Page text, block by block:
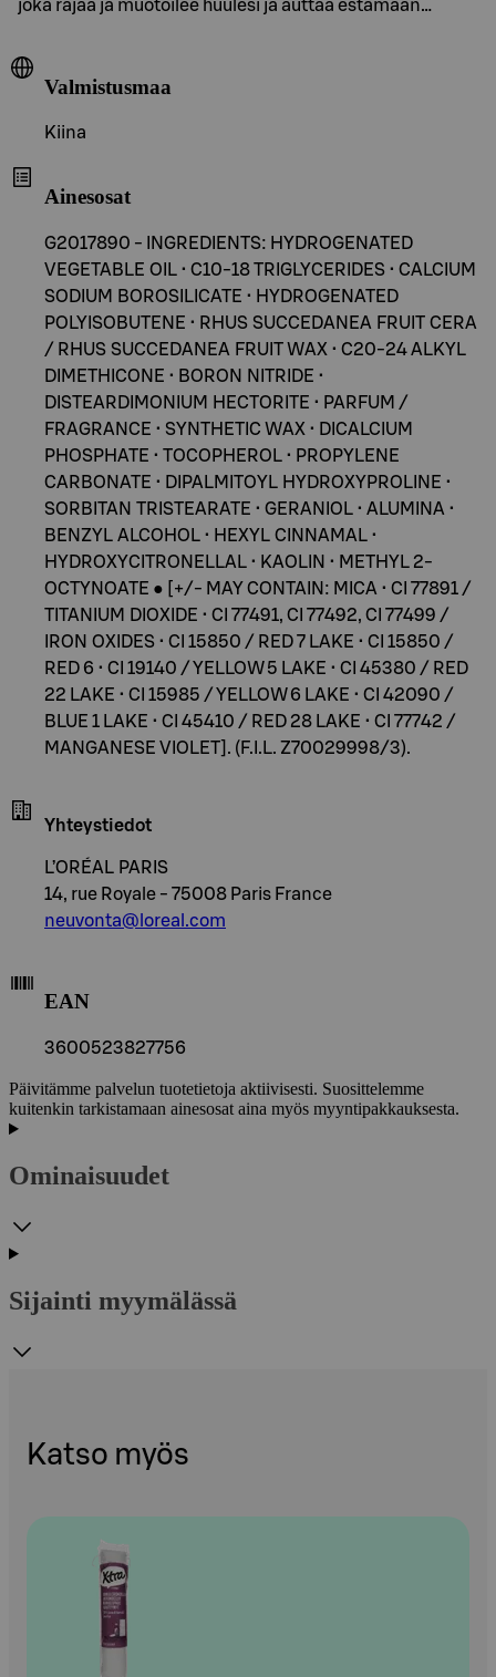
joka rajaa ja muotoilee huulesi ja auttaa estämään…
Valmistusmaa
Kiina
Ainesosat
G2017890 - INGREDIENTS: HYDROGENATED
VEGETABLE OIL • C10-18 TRIGLYCERIDES • CALCIUM
SODIUM BOROSILICATE • HYDROGENATED
POLYISOBUTENE • RHUS SUCCEDANEA FRUIT CERA
/ RHUS SUCCEDANEA FRUIT WAX • C20-24 ALKYL
DIMETHICONE • BORON NITRIDE •
DISTEARDIMONIUM HECTORITE • PARFUM /
FRAGRANCE • SYNTHETIC WAX • DICALCIUM
PHOSPHATE • TOCOPHEROL • PROPYLENE
CARBONATE • DIPALMITOYL HYDROXYPROLINE •
SORBITAN TRISTEARATE • GERANIOL • ALUMINA •
BENZYL ALCOHOL • HEXYL CINNAMAL •
HYDROXYCITRONELLAL • KAOLIN • METHYL 2-
OCTYNOATE ● [+/- MAY CONTAIN: MICA • CI 77891 /
TITANIUM DIOXIDE • CI 77491, CI 77492, CI 77499 /
IRON OXIDES • CI 15850 / RED 7 LAKE • CI 15850 /
RED 6 • CI 19140 / YELLOW 5 LAKE • CI 45380 / RED
22 LAKE • CI 15985 / YELLOW 6 LAKE • CI 42090 /
BLUE 1 LAKE • CI 45410 / RED 28 LAKE • CI 77742 /
MANGANESE VIOLET]. (F.I.L. Z70029998/3).
Yhteystiedot
L’ORÉAL PARIS
14, rue Royale - 75008 Paris France
neuvonta@loreal.com
EAN
3600523827756
Päivitämme palvelun tuotetietoja aktiivisesti. Suosittelemme
kuitenkin tarkistamaan ainesosat aina myös myyntipakkauksesta.
Ominaisuudet
Sijainti myymälässä
Katso myös